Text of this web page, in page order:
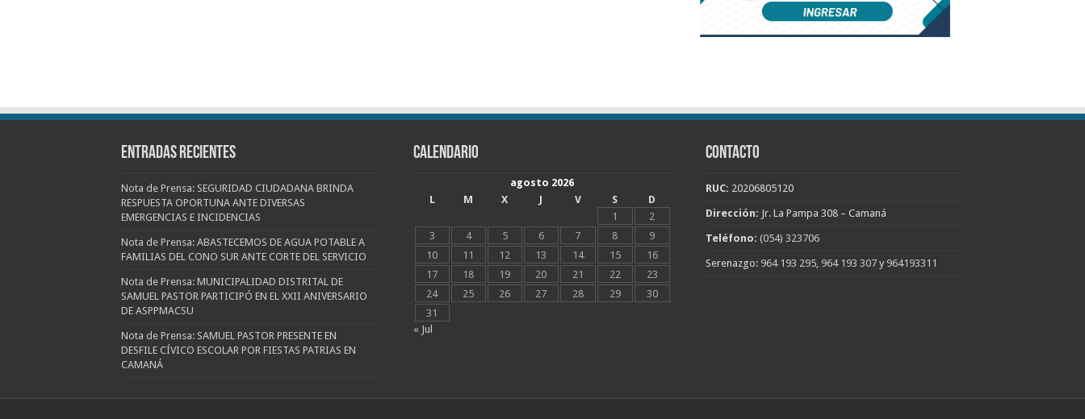
Entradas recientes
Nota de Prensa: SEGURIDAD CIUDADANA BRINDA
RESPUESTA OPORTUNA ANTE DIVERSAS
EMERGENCIAS E INCIDENCIAS
Nota de Prensa: ABASTECEMOS DE AGUA POTABLE A
FAMILIAS DEL CONO SUR ANTE CORTE DEL SERVICIO
Nota de Prensa: MUNICIPALIDAD DISTRITAL DE
SAMUEL PASTOR PARTICIPÓ EN EL XXII ANIVERSARIO
DE ASPPMACSU
Nota de Prensa: SAMUEL PASTOR PRESENTE EN
DESFILE CÍVICO ESCOLAR POR FIESTAS PATRIAS EN
CAMANÁ
CALENDARIO
agosto 2026
L
M X J V S
D
1
2
3
4 5 6 7 8
9
10
11 12 13 14 15
16
17
18 19 20 21 22
23
24
25 26 27 28 29
30
31
« Jul
CONTACTO
RUC: 20206805120
Dirección: Jr. La Pampa 308 – Camaná
Teléfono: (054) 323706
Serenazgo: 964 193 295 964 193 307 y 964193311